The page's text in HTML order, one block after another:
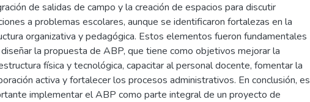
de salidas de campo y la creación de espacios para discutir
a problemas escolares, aunque se identificaron fortalezas en la
organizativa y pedagógica. Estos elementos fueron fundamentales
la propuesta de ABP, que tiene como objetivos mejorar la
física y tecnológica, capacitar al personal docente, fomentar la
activa y fortalecer los procesos administrativos. En conclusión, es
implementar el ABP como parte integral de un proyecto de